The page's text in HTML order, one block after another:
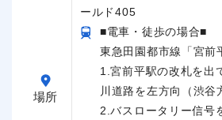
場所
ールド405
■電車・徒歩の場合■
東急田園都市線「宮前
1.宮前平駅の改札を出
川道路を左方向（渋谷
2.バスロータリー信号